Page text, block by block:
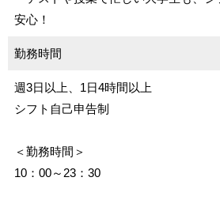
安心！
勤務時間
週3日以上、1日4時間以上
シフト自己申告制
＜勤務時間＞
10：00～23：30